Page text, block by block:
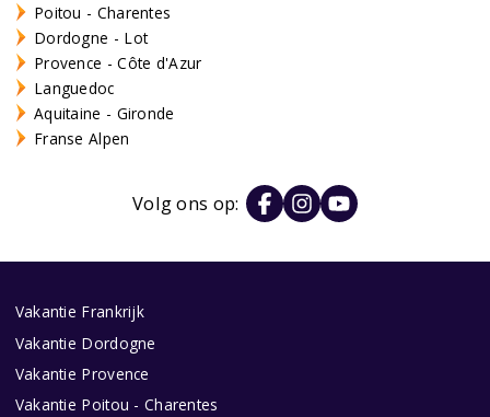
Poitou - Charentes
Dordogne - Lot
Provence - Côte d'Azur
Languedoc
Aquitaine - Gironde
Franse Alpen
Volg ons op:
Vakantie Frankrijk
Vakantie Dordogne
Vakantie Provence
Vakantie Poitou - Charentes